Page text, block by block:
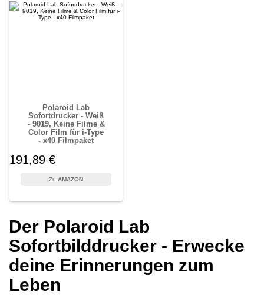
Polaroid Lab
Sofortdrucker - Weiß
- 9019, Keine Filme &
Color Film für i-Type
- x40 Filmpaket
191,89 €
AMAZON
Der Polaroid Lab
Sofortbilddrucker - Erwecke
deine Erinnerungen zum
Leben